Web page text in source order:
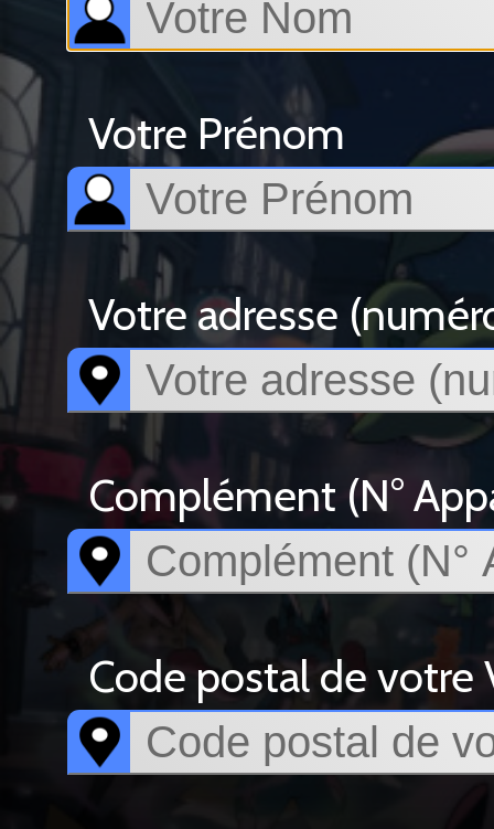
Votre Prénom
Votre adresse
Complément (N°
Code postal de votre